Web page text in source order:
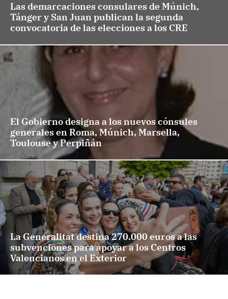
Las demarcaciones consulares de Múnich,
Tánger y San Juan publican la segunda
convocatoria de las elecciones a los CRE
El Gobierno designa a los nuevos cónsules
generales en Roma, Múnich, Marsella,
Toulouse y Perpiñán
La Generalitat destina 270.000 euros a las
subvenciones para apoyar a los Centros
Valencianos en el Exterior